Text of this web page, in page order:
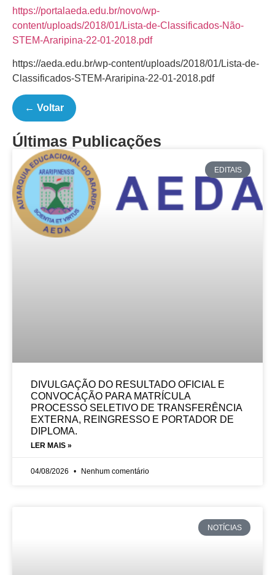
https://portalaeda.edu.br/novo/wp-
content/uploads/2018/01/Lista-de-Classificados-Não-
STEM-Araripina-22-01-2018.pdf
https://aeda.edu.br/wp-content/uploads/2018/01/Lista-de-
Classificados-STEM-Araripina-22-01-2018.pdf
← Voltar
Últimas Publicações
EDITAIS
DIVULGAÇÃO DO RESULTADO OFICIAL E
CONVOCAÇÃO PARA MATRÍCULA
PROCESSO SELETIVO DE TRANSFERÊNCIA
EXTERNA, REINGRESSO E PORTADOR DE
DIPLOMA.
LER MAIS »
04/08/2026 Nenhum comentário
NOTÍCIAS